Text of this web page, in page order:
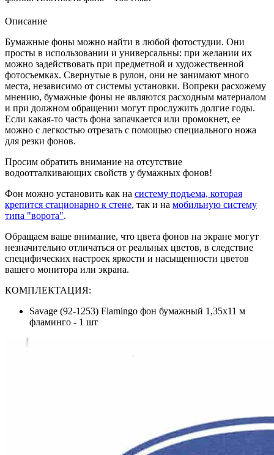
Описание
Бумажные фоны можно найти в любой фотостудии. Они
просты в использовании и универсальны: при желании их
можно задействовать при предметной и художественной
фотосъемках. Свернутые в рулон, они не занимают много
места, независимо от системы установки. Вопреки расхожему
мнению, бумажные фоны не являются расходным материалом
и при должном обращении могут прослужить долгие годы.
Если какая-то часть фона запачкается или промокнет, ее
можно с легкостью отрезать с помощью специального ножа
для резки фонов.
Просим обратить внимание на отсутствие
водоотталкивающих свойств у бумажных фонов!
Фон можно установить как на систему подъема, которая
крепится стационарно к стене, так и на мобильную систему
типа "ворота".
Обращаем ваше внимание, что цвета фонов на экране могут
незначительно отличаться от реальных цветов, в следствие
специфических настроек яркости и насыщенности цветов
вашего монитора или экрана.
КОМПЛЕКТАЦИЯ:
Savage (92-1253) Flamingo фон бумажный 1,35x11 м
фламинго - 1 шт